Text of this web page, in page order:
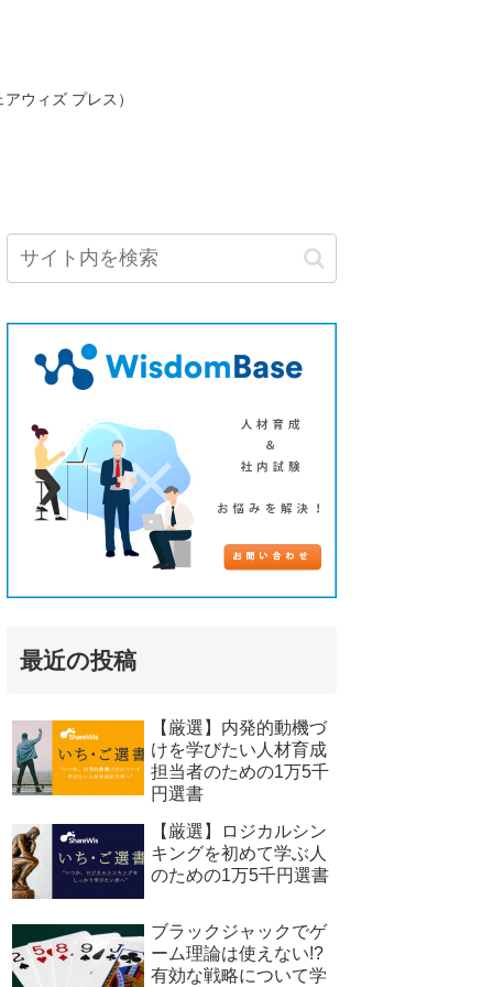
ウィズ プレス）
最近の投稿
【厳選】内発的動機づ
けを学びたい人材育成
担当者のための1万5千
円選書
【厳選】ロジカルシン
キングを初めて学ぶ人
のための1万5千円選書
ブラックジャックでゲ
ーム理論は使えない!?
有効な戦略について学